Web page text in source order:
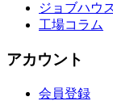
ジョブハウ
工場コラム
アカウント
会員登録